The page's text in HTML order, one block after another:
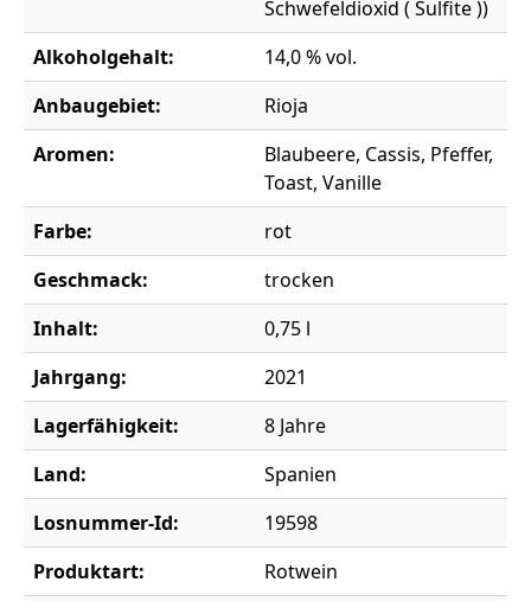
Schwefeldioxid ( Sulfite ))
Alkoholgehalt:
14,0 % vol.
Anbaugebiet:
Rioja
Aromen:
Blaubeere, Cassis, Pfeffer,
Toast, Vanille
Farbe:
rot
Geschmack:
trocken
Inhalt:
0,75 l
Jahrgang:
2021
Lagerfähigkeit:
8 Jahre
Land:
Spanien
Losnummer-Id:
19598
Produktart:
Rotwein